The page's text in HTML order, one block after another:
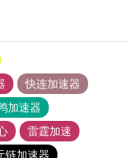
快连加速器
加速器
雷霆加速
链加速器